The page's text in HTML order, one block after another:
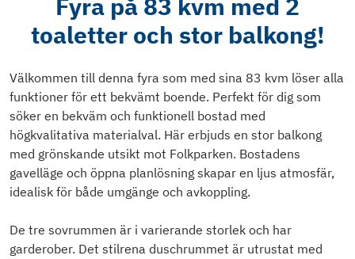
toaletter och stor balkong!
Välkommen till denna fyra som med sina 83 kvm löser alla
funktioner för ett bekvämt boende. Perfekt för dig som
söker en bekväm och funktionell bostad med
högkvalitativa materialval. Här erbjuds en stor balkong
med grönskande utsikt mot Folkparken. Bostadens
gavelläge och öppna planlösning skapar en ljus atmosfär,
idealisk för både umgänge och avkoppling.
De tre sovrummen är i varierande storlek och har
garderober. Det stilrena duschrummet är utrustat med